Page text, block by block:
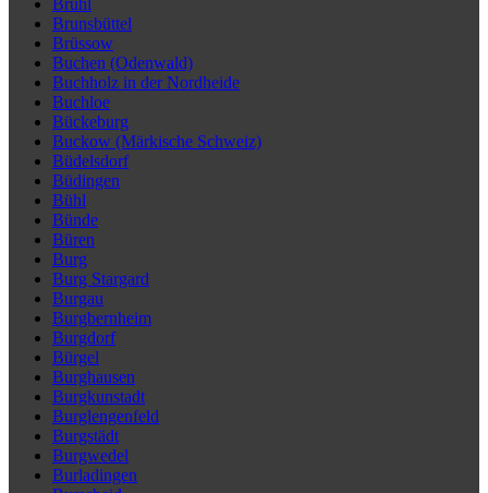
Brühl
Brunsbüttel
Brüssow
Buchen (Odenwald)
Buchholz in der Nordheide
Buchloe
Bückeburg
Buckow (Märkische Schweiz)
Büdelsdorf
Büdingen
Bühl
Bünde
Büren
Burg
Burg Stargard
Burgau
Burgbernheim
Burgdorf
Bürgel
Burghausen
Burgkunstadt
Burglengenfeld
Burgstädt
Burgwedel
Burladingen